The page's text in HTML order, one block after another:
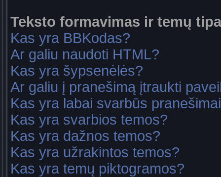
Teksto formavimas ir temų
Kas yra BBKodas?
Ar galiu naudoti HTML?
Kas yra šypsenėlės?
Ar galiu į pranešimą įtraukti
Kas yra labai svarbūs
Kas yra svarbios temos?
Kas yra dažnos temos?
Kas yra užrakintos temos?
Kas yra temų piktogramos?